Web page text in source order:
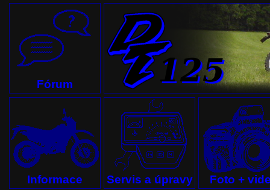
Fórum
Informace Servis a úpravy Foto +